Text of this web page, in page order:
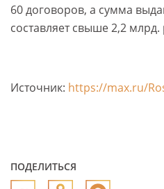
60 договоров, а сумма
составляет свыше 2,2 млрд.
Источник: https://max.ru/
ПОДЕЛИТЬСЯ